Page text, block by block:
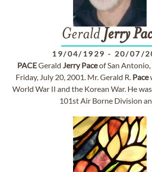
Gerald Jerry
19/04/1929 - 20/07/
PACEGerald Jerry Paceof San Antonio,
Friday, July 20, 2001. Mr. Gerald R. Pace
World War II and the Korean War. He
101st Air Borne Division